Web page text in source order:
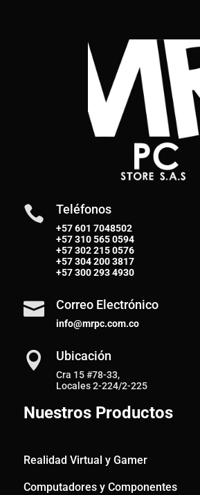
 Teléfonos
+57 601 7048502
+57310 565 0594
+57302 215 0576
+57304 200 3817
+57300 293 4930
 Correo Electrónico
info@mrpc.com.co
 Ubicación
Cra 15 #78-33,
Locales 2-224/2-225
Nuestros Productos
Realidad Virtual y Gamer
Computadores y Componentes